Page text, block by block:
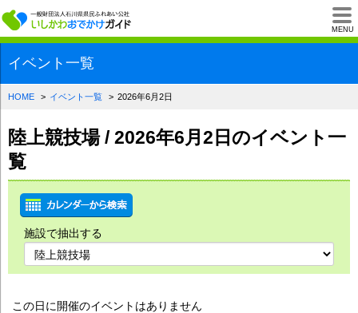
MENU
一般財団法人石川
イベント一覧
HOME イベント一覧 2026年6月2日
陸上競技場 / 2026年6月2日のイベント一
覧
施設で抽出する
この日に開催のイベントはありません